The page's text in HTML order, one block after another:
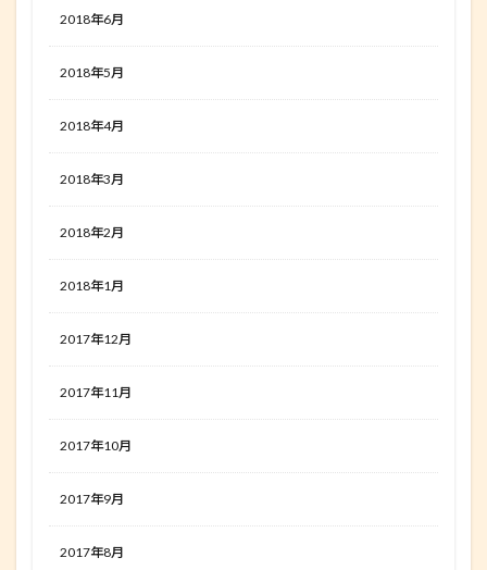
2018年6月
2018年5月
2018年4月
2018年3月
2018年2月
2018年1月
2017年12月
2017年11月
2017年10月
2017年9月
2017年8月